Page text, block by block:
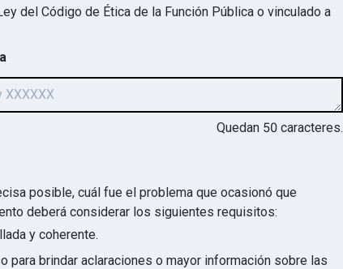
del Código de Ética de la Función Pública o vinculado a
Quedan 50 caracteres.
posible, cuál fue el problema que ocasionó que
deberá considerar los siguientes requisitos:
y coherente.
para brindar aclaraciones o mayor información sobre las